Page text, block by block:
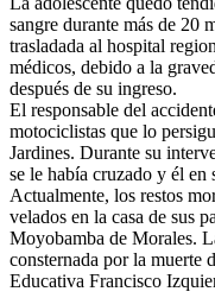
sangre durante más de 20
trasladada al hospital
médicos, debido a la
después de su ingreso.
El responsable del
motociclistas que lo
Jardines. Durante su
se le había cruzado y él en
Actualmente, los restos
velados en la casa de sus
Moyobamba de Morales.
consternada por la muerte
Educativa Francisco